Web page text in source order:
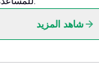
شاهد المزيد